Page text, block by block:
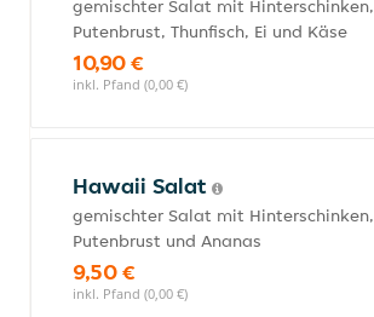
gemischter Salat mit Hinterschinken,
Putenbrust, Thunfisch, Ei und Käse
10,90 €
inkl. Pfand (0,00 €)
Hawaii Salat
gemischter Salat mit Hinterschinken,
Putenbrust und Ananas
9,50 €
inkl. Pfand (0,00 €)